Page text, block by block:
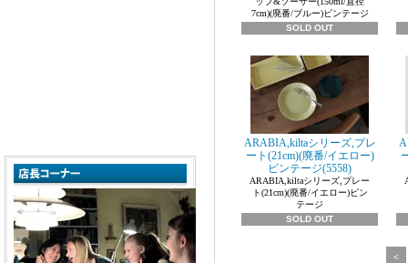
7cm)(廃番/ブルー)ビンテージ
SOLD OUT
ARABIA,kiltaシリーズ,プレ
ート(21cm)(廃番/イエロー)
ビンテージ(5558)
ARABIA,kiltaシリーズ,プレー
ト(21cm)(廃番/イエロー)ビン
テージ
SOLD OUT
<